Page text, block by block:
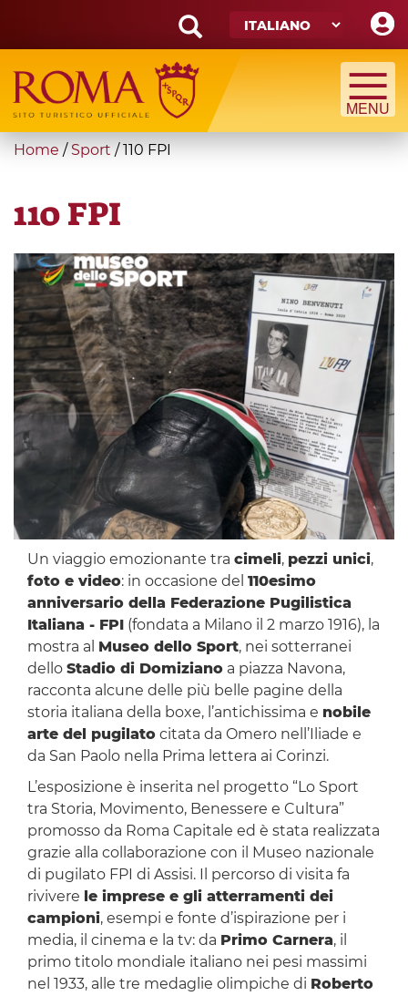
main
content
Search
form
Cerca
You
here
Home / Sport /110 FPI
110 FPI
Un viaggio emozionante tra cimeli, pezzi unici,
foto e video: in occasione del 110esimo
anniversario della Federazione Pugilistica
Italiana - FPI(fondata a Milano il 2 marzo 1916), la
mostra al Museo dello Sport, nei sotterranei
dello Stadio di Domizianoa piazza Navona,
racconta alcune delle più belle pagine della
storia italiana della boxe, l’antichissima e nobile
arte del pugilatocitata da Omero nell’Iliade e
da San Paolo nella Prima lettera ai Corinzi.
L’esposizione è inserita nel progetto “Lo Sport
tra Storia, Movimento, Benessere e Cultura”
promosso da Roma Capitale ed è stata realizzata
grazie alla collaborazione con il Museo nazionale
di pugilato FPI di Assisi. Il percorso di visita fa
rivivere le imprese e gli atterramenti dei
campioni, esempi e fonte d’ispirazione per i
media, il cinema e la tv: da Primo Carnera, il
primo titolo mondiale italiano nei pesi massimi
nel 1933, alle tre medaglie olimpiche di Roberto